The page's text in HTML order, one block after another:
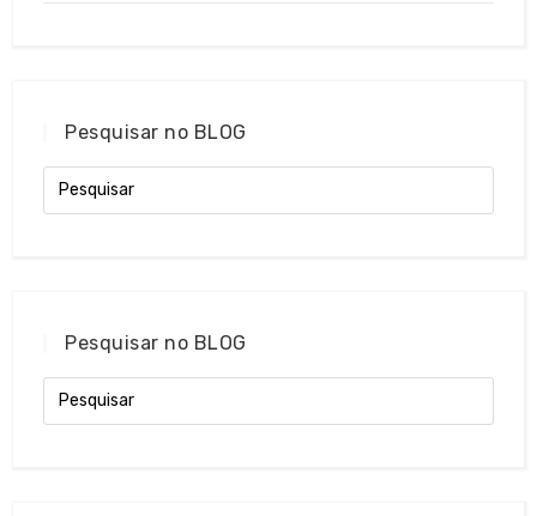
Pesquisar no BLOG
Pesquisar no BLOG